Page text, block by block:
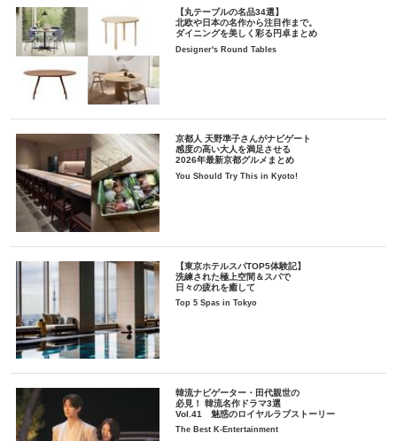
【丸テーブルの名品34選】
北欧や日本の名作から注目作まで。
ダイニングを美しく彩る円卓まとめ
Designer's Round Tables
京都人 天野準子さんがナビゲート
感度の高い大人を満足させる
2026年最新京都グルメまとめ
You Should Try This in Kyoto!
【東京ホテルスパTOP5体験記】
洗練された極上空間＆スパで
日々の疲れを癒して
Top 5 Spas in Tokyo
韓流ナビゲーター・田代親世の
必見！ 韓流名作ドラマ3選
Vol.41 魅惑のロイヤルラブストーリー
The Best K-Entertainment